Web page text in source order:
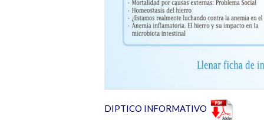
DIPTICO INFORMATIVO